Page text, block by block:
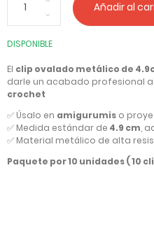
Añadir al
DISPONIBLE
El clip ovalado metálico de
darle un acabado profesional
crochet
✅ Úsalo en amigurumis o
✅ Medida estándar de 4.9 cm ,
✅ Material metálico de alta
Paquete por 10 unidades ( 10